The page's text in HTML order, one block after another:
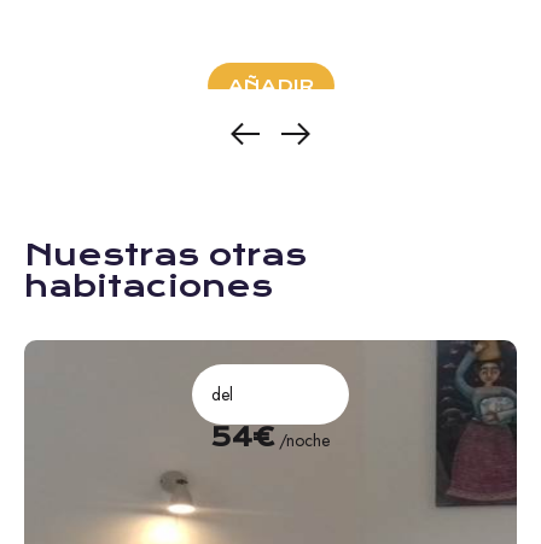
AÑADIR
Nuestras otras
habitaciones
del
54€/noche